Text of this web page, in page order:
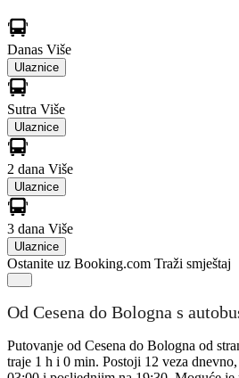
Danas Više
Ulaznice
Sutra Više
Ulaznice
2 dana Više
Ulaznice
3 dana Više
Ulaznice
Ostanite uz Booking.com Traži smještaj
Od Cesena do Bologna s
Putovanje od Cesena do Bologna od
traje 1 h i 0 min. Postoji 12 veza